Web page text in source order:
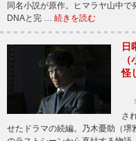
同名小説が原作。ヒマラヤ山中
DNAと完 … 続きを読む
日
怪
さ
せたドラマの続編。乃木憂助（